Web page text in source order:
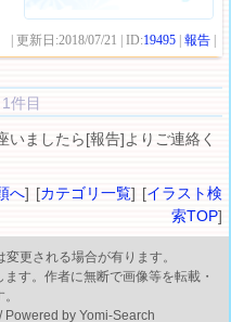
| 更新日:2018/07/21 | ID:19495 |報告
件目
ましたら[報告]よりご連絡く
へ] [カテゴリ一覧] [イラスト検
索TOP]
更される場合が有ります。
す。作者に無断で画像等を転載・
by Yomi-Search